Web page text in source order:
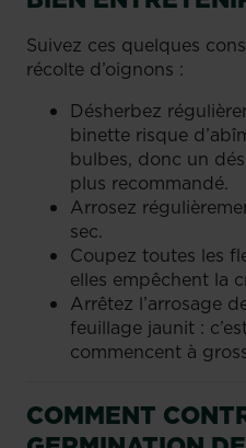
Suivez ces quelques
récolte d’oignons :
Désherbez
binette risque
bulbes, donc un
plus recommandé.
Arrosez
sec.
Coupez toutes les
elles empêchent la
Arrêtez l’arrosage
feuillage jaunit :
commencent à
COMMENT